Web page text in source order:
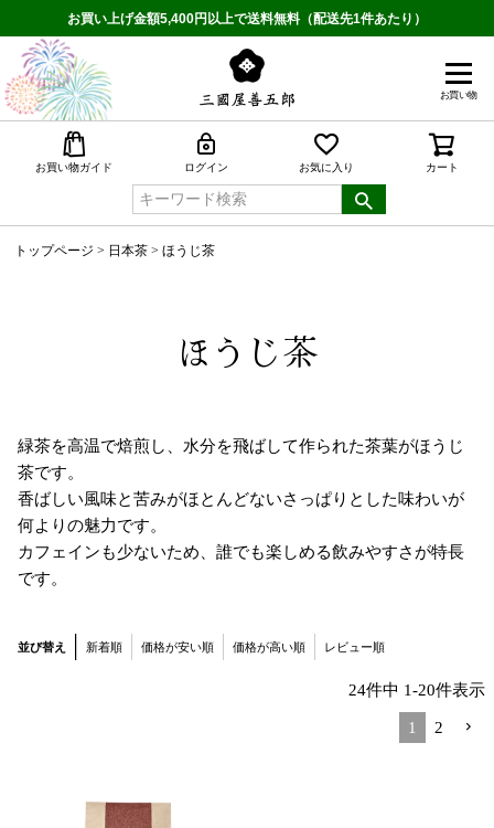
お買い上げ金額5,400円以上で送料無料（配送先1件あたり）
お買い物
お買い物ガイド ログイン お気に入り カート
トップページ 日本茶 ほうじ茶
ほうじ茶
緑茶を高温で焙煎し、水分を飛ばして作られた茶葉がほうじ
茶です。
香ばしい風味と苦みがほとんどないさっぱりとした味わいが
何よりの魅力です。
カフェインも少ないため、誰でも楽しめる飲みやすさが特長
です。
並び替え 新着順 価格が安い順 価格が高い順 レビュー順
24件中 1-20件表示
1 2